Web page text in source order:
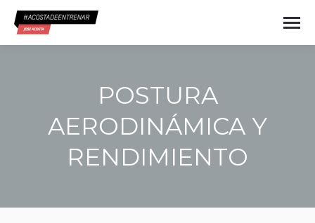
POSTURA
AERODINÁMICA Y
RENDIMIENTO